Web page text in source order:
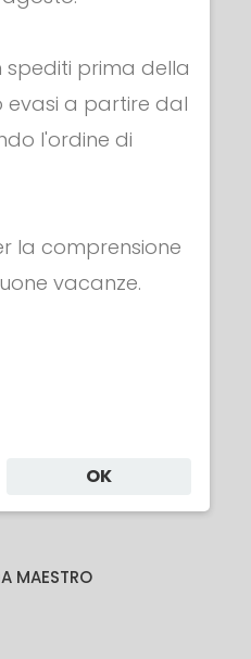
RULLI
completo
MAESTRO
spediti prima della
evasi a partire dal
l'ordine di
la comprensione
vacanze.
OK